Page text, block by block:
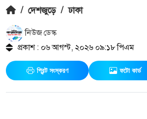
/ দেশজুড়ে / ঢাকা
নিউজ ডেস্ক
প্রকাশ : ০৬ আগস্ট, ২০২৬ ০৯:১৮ পিএম
প্রিন্ট সংস্করণ ফটো কার্ড